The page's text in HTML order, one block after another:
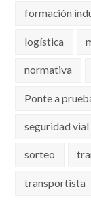
formación
logística
normativa
Ponte a
seguridad
sorteo
transportista